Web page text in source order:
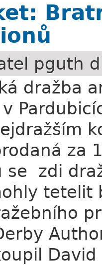
pguth
dražba
za
se zdi
tetelit